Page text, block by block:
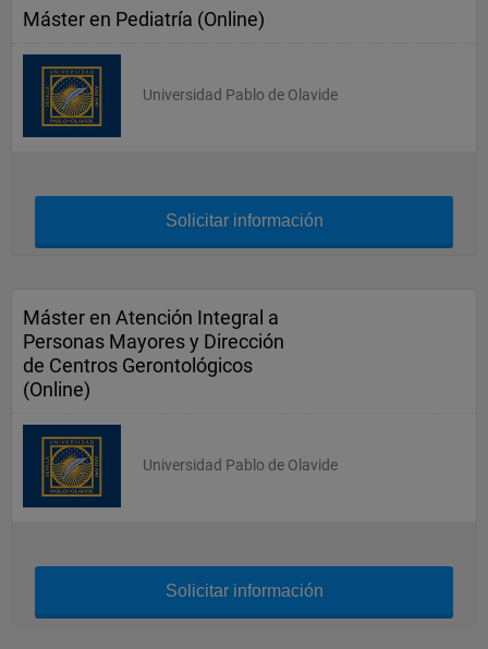
Máster en Pediatría (Online)
Universidad Pablo de Olavide
Solicitar información
Máster en Atención Integral a
Personas Mayores y Dirección
de Centros Gerontológicos
(Online)
Universidad Pablo de Olavide
Solicitar información